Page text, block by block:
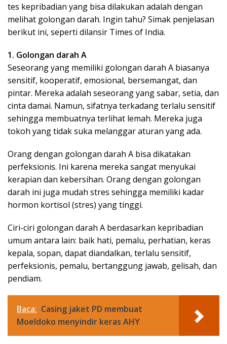
tes kepribadian yang bisa dilakukan adalah dengan
melihat golongan darah. Ingin tahu? Simak penjelasan
berikut ini, seperti dilansir Times of India.
1. Golongan darah A
Seseorang yang memiliki golongan darah A biasanya
sensitif, kooperatif, emosional, bersemangat, dan
pintar. Mereka adalah seseorang yang sabar, setia, dan
cinta damai. Namun, sifatnya terkadang terlalu sensitif
sehingga membuatnya terlihat lemah. Mereka juga
tokoh yang tidak suka melanggar aturan yang ada.
Orang dengan golongan darah A bisa dikatakan
perfeksionis. Ini karena mereka sangat menyukai
kerapian dan kebersihan. Orang dengan golongan
darah ini juga mudah stres sehingga memiliki kadar
hormon kortisol (stres) yang tinggi.
Ciri-ciri golongan darah A berdasarkan kepribadian
umum antara lain: baik hati, pemalu, perhatian, keras
kepala, sopan, dapat diandalkan, terlalu sensitif,
perfeksionis, pemalu, bertanggung jawab, gelisah, dan
pendiam.
Baca: Casing jaket PD membuat
Moeldoko menyindir keras AHY